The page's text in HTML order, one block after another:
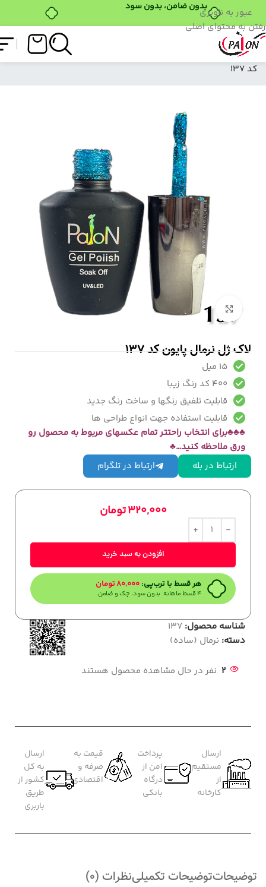
بدون ضامن، بدون سودعبور به ناوبری
رفتن به محتوای اصلی
فروشگاه
لاک ژل نرمال پایون
کد 137
بزرگنمایی تصویر
لاک ژل نرمال پایون کد 137
15 میل
400 کد رنگ زیبا
قابلیت تلفیق رنگها و ساخت رنگ جدید
قابلیت استفاده جهت انواع طراحی ها
♣
♣
♣برای انتخاب راحتتر تمام عکسهای مربوط به محصول رو
ورق ملاحظه کنید…♣
ارتباط در بله
ارتباط در تلگرام
320,000تومان
افزودن به سبد خرید
هر قسط با ترب‌پی: 80,000تومان
۴ قسط ماهانه. بدون سود، چک و ضامن.
شناسه محصول: 137
دسته: نرمال (ساده)
2 نفر در حال مشاهده محصول هستند
ارسال
مستقیم
از
کارخانه
پرداخت
امن از
درگاه
بانکی
قیمت به
صرفه و
اقتصادی
ارسال
به کل
کشور از
طریق
باربری
توضیحاتتوضیحات تکمیلینظرات (0)